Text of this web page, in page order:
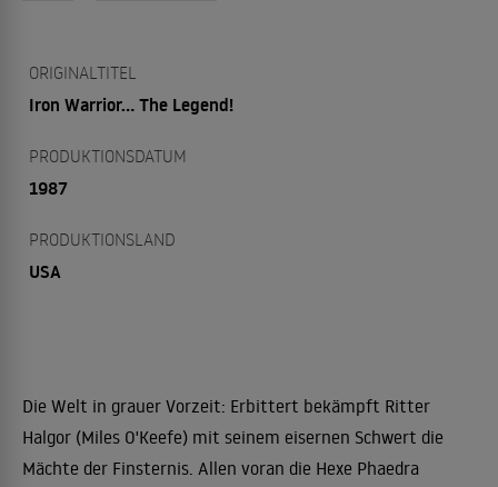
ORIGINALTITEL
Iron Warrior... The Legend!
PRODUKTIONSDATUM
1987
PRODUKTIONSLAND
USA
Die Welt in grauer Vorzeit: Erbittert bekämpft Ritter
Halgor (Miles O'Keefe) mit seinem eisernen Schwert die
Mächte der Finsternis. Allen voran die Hexe Phaedra